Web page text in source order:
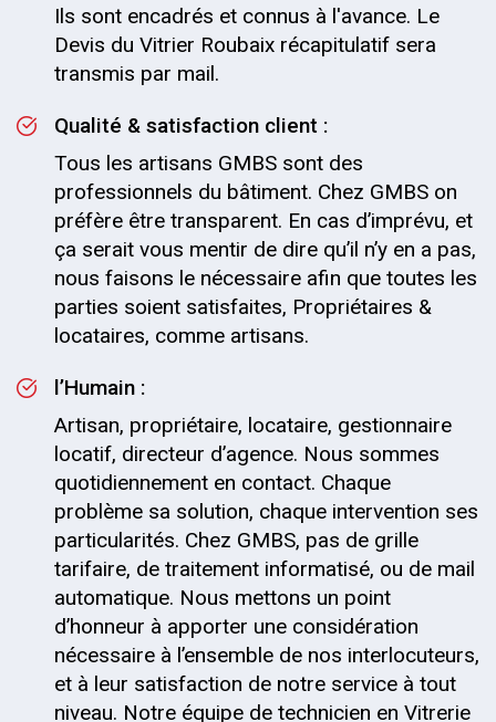
Ils sont encadrés et connus à l'avance. Le
Devis du Vitrier Roubaix récapitulatif sera
transmis par mail.
Qualité & satisfaction client :
Tous les artisans GMBS sont des
professionnels du bâtiment. Chez GMBS on
préfère être transparent. En cas d’imprévu, et
ça serait vous mentir de dire qu’il n’y en a pas,
nous faisons le nécessaire afin que toutes les
parties soient satisfaites, Propriétaires &
locataires, comme artisans.
l’Humain :
Artisan, propriétaire, locataire, gestionnaire
locatif, directeur d’agence. Nous sommes
quotidiennement en contact. Chaque
problème sa solution, chaque intervention ses
particularités. Chez GMBS, pas de grille
tarifaire, de traitement informatisé, ou de mail
automatique. Nous mettons un point
d’honneur à apporter une considération
nécessaire à l’ensemble de nos interlocuteurs,
et à leur satisfaction de notre service à tout
niveau. Notre équipe de technicien en Vitrerie